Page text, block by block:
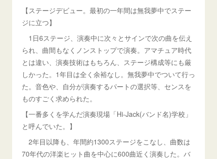
【ステージデビュー。最初の一年間は無我夢中でステー
ジに立つ】
1日6ステージ、演奏中に次々とサインで次の曲を伝え
られ、曲間もなくノンストップで演奏。アマチュア時代
とは違い、演奏技術はもちろん、ステージ構成等にも厳
しかった。1年目は全く余裕なし。無我夢中でついて行っ
た。音色や、自分が演奏するパートの選択等、センスを
ものすごく求められた。
【一番多くを学んだ演奏現場「Hi-Jack(バンド名)学校」
と呼んでいた。】
2年目以降も、年間約1300ステージをこなし、曲数は
70年代の洋楽ヒット曲を中心に600曲近く演奏した。バ